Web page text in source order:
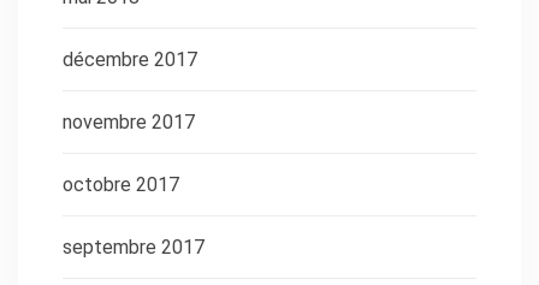
décembre 2017
novembre 2017
octobre 2017
septembre 2017